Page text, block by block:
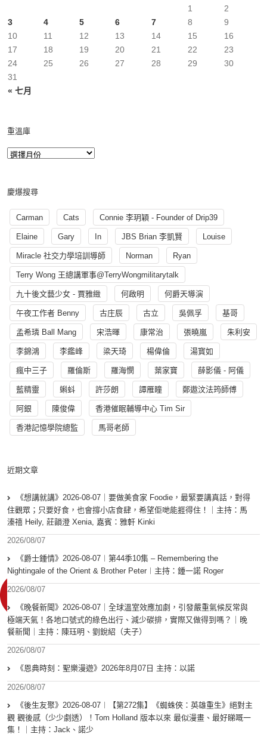
« 七月
1
2
3
4 5 6 7 8
9
10
11 12 13 14 15
16
17
18 19 20 21 22
23
24
25 26 27 28 29
30
31
重溫庫
慶爆搜尋
Carman Cats Connie 李玥穎 - Founder of Drip39
Elaine Gary In JBS Brian 李凱賢 Louise
Miracle 社交力學培訓導師 Norman Ryan
Terry Wong 王總講軍事@TerryWongmilitarytalk
九十後文藝少女 - 賈雅緻 何啟明 何爵天導演
午夜工作者 Benny 古庄辰 古立 吳佩孚 基哥
孟希璘 Ball Mang 宋浩暉 康常治 張曉嵐 朱利安
李錦鴻 李鑑峰 梁天琦 楊偉倫 湯寳如
瘋中三子 羅倫斯 羅海憫 葉家寶 薛影儀 - 阿儀
藍精靈 蝌蚪 許莎朗 譚雁瞳 鄭遨汶法筠師傅
阿銀 陳俊偉 香港催眠輔導中心 Tim Sir
香港記憶學院總監 馬哥老師
近期文章
《想講就講》2026-08-07｜要做美食家 Foodie，最緊要講真話，對得
住觀眾；只要好食，也會撐小店食肆，希望佢哋能捱得住！｜主持：馬
溱禧 Heily, 莊韻澄 Xenia, 嘉賓：雅軒 Kinki
2026/08/07
《爵士鍾情》2026-08-07︱第44季10集 – Remembering the
Nightingale of the Orient & Brother Peter︱主持：鍾一諾 Roger
2026/08/07
《晚餐新聞》2026-08-07｜全球溫室效應加劇，引發嚴重氣候反常與
極端天氣！各地口號式的綠色出行、減少碳排，實際又做得到嗎？｜晚
餐新聞｜主持：陳珏明、劉銳紹（夫子）
2026/08/07
《恩典時刻：聖樂漫遊》2026年8月07日 主持：以諾
2026/08/07
《後生友聚》2026-08-07︱【第272集】《蜘蛛俠：英雄重生》絕對主
觀 觀後感（少少劇透）！Tom Holland 版本以來 最似漫畫、最好睇嘅一
集！｜主持：Jack、諾少